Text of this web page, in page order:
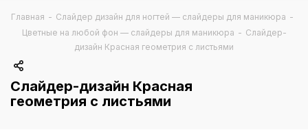
Главная - Слайдер дизайн для ногтей — слайдеры для маникюра -
Цветные на любой фон — слайдеры для маникюра - Слайдер-
дизайн Красная геометрия с листьями
Слайдер-дизайн Красная
геометрия с листьями